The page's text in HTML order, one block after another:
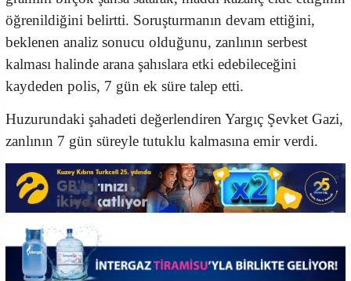
öğrenildiğini belirtti. Soruşturmanın devam ettiğini,
beklenen analiz sonucu olduğunu, zanlının serbest
kalması halinde arana şahıslara etki edebileceğini
kaydeden polis, 7 gün ek süre talep etti.
Huzurundaki şahadeti değerlendiren Yargıç Şevket Gazi,
zanlının 7 gün süreyle tutuklu kalmasına emir verdi.